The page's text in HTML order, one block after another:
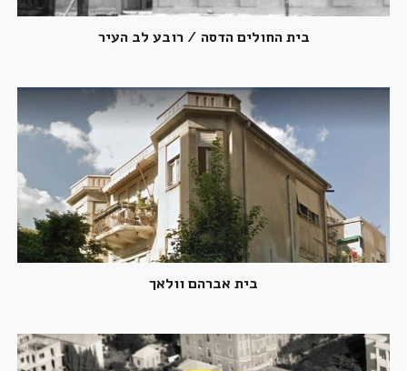
בית החולים הדסה / רובע לב העיר
בית אברהם וולאך